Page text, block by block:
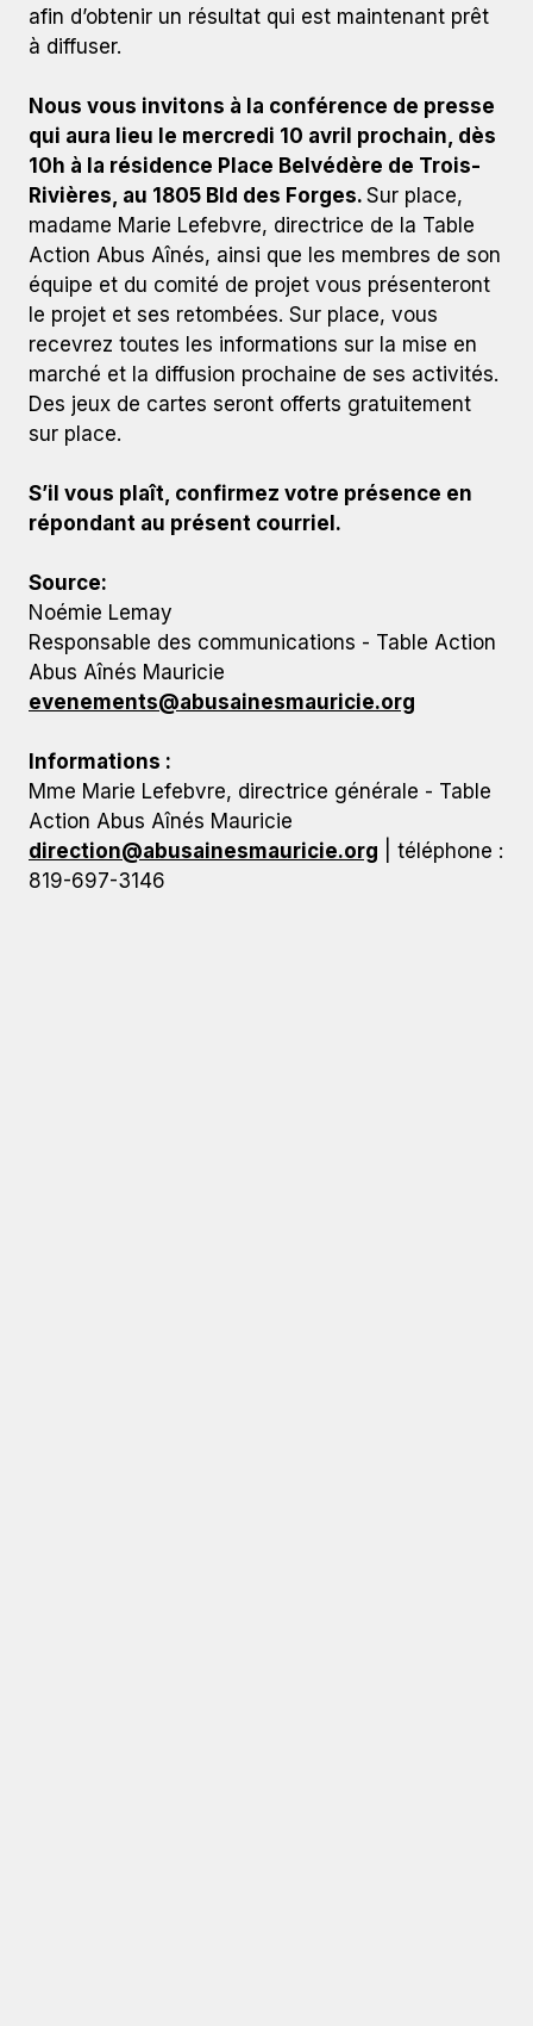
afin d’obtenir un résultat qui est maintenant prêt
à diffuser.
Nous vous invitons à la conférence de presse
qui aura lieu le mercredi 10 avril prochain, dès
10h à la résidence Place Belvédère de Trois-
Rivières, au 1805 Bld des Forges. Sur place,
madame Marie Lefebvre, directrice de la Table
Action Abus Aînés, ainsi que les membres de son
équipe et du comité de projet vous présenteront
le projet et ses retombées. Sur place, vous
recevrez toutes les informations sur la mise en
marché et la diffusion prochaine de ses activités.
Des jeux de cartes seront offerts gratuitement
sur place.
S’il vous plaît, confirmez votre présence en
répondant au présent courriel.
Source:
Noémie Lemay
Responsable des communications - Table Action
Abus Aînés Mauricie
evenements@abusainesmauricie.org
Informations :
Mme Marie Lefebvre, directrice générale - Table
Action Abus Aînés Mauricie
direction@abusainesmauricie.org | téléphone :
819-697-3146